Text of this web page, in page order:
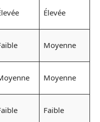
Élevée
Moyenne
Moyenne
Faible